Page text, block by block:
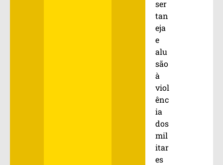
ser
tan
eja
e
alu
são
à
viol
ênc
ia
dos
mil
itar
es